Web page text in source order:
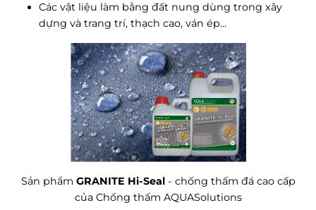
Các vật liệu làm bằng đất nung dùng trong xây
dựng và trang trí, thạch cao, ván ép…
Sản phẩm GRANITE Hi-Seal - chống thấm đá cao cấp
của Chống thấm AQUASolutions